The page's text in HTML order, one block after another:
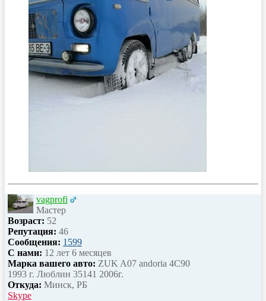
vagprofi
Мастер
Возраст: 52
Репутация: 46
Сообщения: 1599
С нами: 12 лет 6 месяцев
Марка вашего авто: ZUK A07 andoria 4C90
1993 г. Люблин 35141 2006г.
Откуда: Минск, РБ
Skype